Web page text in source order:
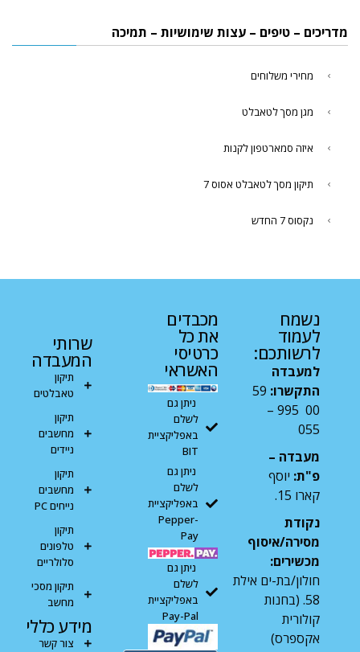
מדריכים – טיפים – עצות שימושיות – תמיכה
מחירי משלוחים
מגן מסך לטאבלט
איזה סמארטפון לקנות
תיקון מסך לטאבלט אסוס 7
נקסוס 7 החדש
נשמח
לעמוד
לרשותכם:
למעבדה
התקשרו: 59
00 995 –
055
מעבדה –
פ"ת: יוסף
קארו 15.
נקודת
מסירה/איסוף
מכשירים:
חולון/בת-ים אילת
58. (בחנות
קולורית
אקספרס)
מכבדים
את כל
כרטיסי
האשראי
ניתן גם
לשלם
באפליקציית
BIT
ניתן גם
לשלם
באפליקציית
Pepper-
Pay
ניתן גם
לשלם
באפליקציית
Pay-Pal
שרותי
המעבדה
תיקון
טאבלטים
תיקון
מחשבים
ניידים
תיקון
מחשבים
נייחים PC
תיקון
טלפונים
סלולריים
תיקון מסכי
מחשב
מידע כללי
צור קשר